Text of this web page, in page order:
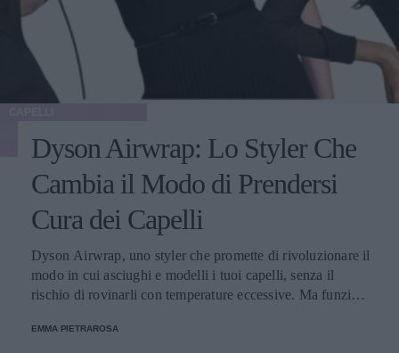
Dyson Airwrap: Lo Styler Che
Cambia il Modo di Prendersi
Cura dei Capelli
Dyson Airwrap, uno styler che promette di rivoluzionare il
modo in cui asciughi e modelli i tuoi capelli, senza il
rischio di rovinarli con temperature eccessive. Ma funziona
EMMA PIETRAROSA